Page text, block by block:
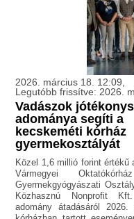
2026. március 18. 12:09,
Legutóbb frissítve: 2026.
Vadászok
adománya segíti a
kecskeméti kórház
gyermekosztályát
Közel 1,6 millió forint értékű
Vármegyei
Gyermekgyógyászati
Közhasznú Nonprofit
adomány átadásáról